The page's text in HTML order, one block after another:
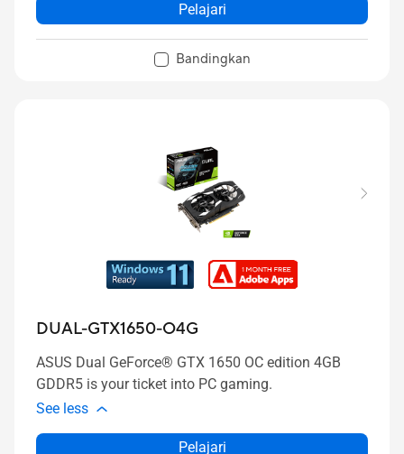
Pelajari
Bandingkan
DUAL-GTX1650-O4G
ASUS Dual GeForce® GTX 1650 OC edition 4GB
GDDR5 is your ticket into PC gaming.
See less
Pelajari